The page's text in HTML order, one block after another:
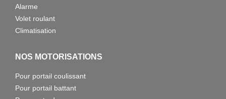
Alarme
Volet roulant
Climatisation
NOS MOTORISATIONS
Pour portail coulissant
Pour portail battant